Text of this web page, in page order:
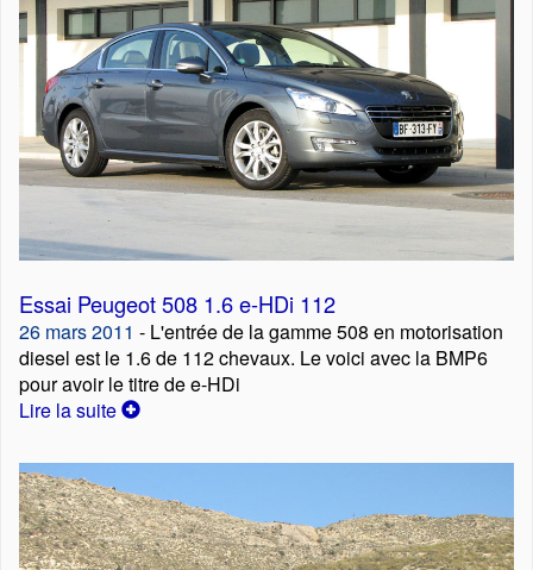
Essai Peugeot 508 1.6 e-HDi 112
26 mars 2011 - L'entrée de la gamme 508 en motorisation
diesel est le 1.6 de 112 chevaux. Le voici avec la BMP6
pour avoir le titre de e-HDi
Lire la suite